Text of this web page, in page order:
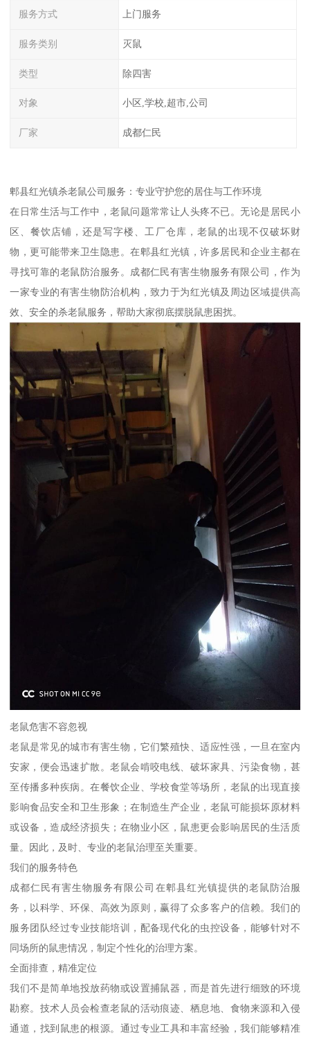
服务方式 上门服务
服务类别 灭鼠
类型 除四害
对象 小区,学校,超市,公司
厂家 成都仁民
郫县红光镇杀老鼠公司服务：专业守护您的居住与工作环境
在日常生活与工作中，老鼠问题常常让人头疼不已。无论是居民小
区、餐饮店铺，还是写字楼、工厂仓库，老鼠的出现不仅破坏财
物，更可能带来卫生隐患。在郫县红光镇，许多居民和企业主都在
寻找可靠的老鼠防治服务。成都仁民有害生物服务有限公司，作为
一家专业的有害生物防治机构，致力于为红光镇及周边区域提供高
效、安全的杀老鼠服务，帮助大家彻底摆脱鼠患困扰。
老鼠危害不容忽视
老鼠是常见的城市有害生物，它们繁殖快、适应性强，一旦在室内
安家，便会迅速扩散。老鼠会啃咬电线、破坏家具、污染食物，甚
至传播多种疾病。在餐饮企业、学校食堂等场所，老鼠的出现直接
影响食品安全和卫生形象；在制造生产企业，老鼠可能损坏原材料
或设备，造成经济损失；在物业小区，鼠患更会影响居民的生活质
量。因此，及时、专业的老鼠治理至关重要。
我们的服务特色
成都仁民有害生物服务有限公司在郫县红光镇提供的老鼠防治服
务，以科学、环保、高效为原则，赢得了众多客户的信赖。我们的
服务团队经过专业技能培训，配备现代化的虫控设备，能够针对不
同场所的鼠患情况，制定个性化的治理方案。
全面排查，精准定位
我们不是简单地投放药物或设置捕鼠器，而是首先进行细致的环境
勘察。技术人员会检查老鼠的活动痕迹、栖息地、食物来源和入侵
通道，找到鼠患的根源。通过专业工具和丰富经验，我们能够精准